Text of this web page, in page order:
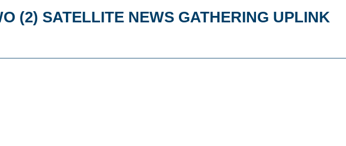
(2) SATELLITE NEWS GATHERING UPLINK